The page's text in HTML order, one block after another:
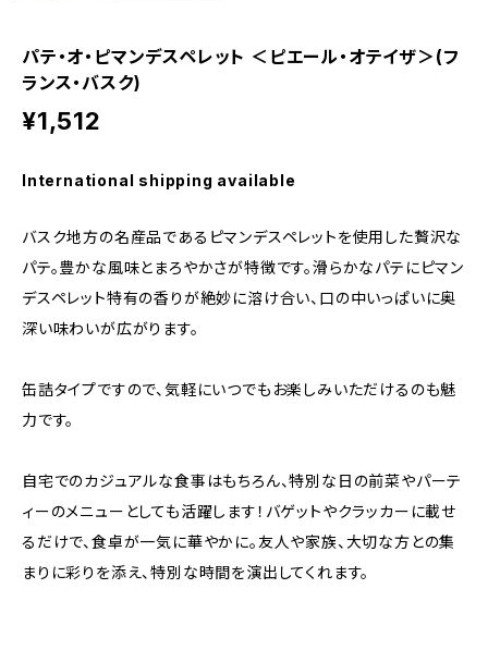
パテ・オ・ピマンデスペレット ＜ピエール・オテイザ＞(フ
ランス・バスク)
¥1,512
International shipping available
バスク地方の名産品であるピマンデスペレットを使用した贅沢な
パテ。豊かな風味とまろやかさが特徴です。滑らかなパテにピマン
デスペレット特有の香りが絶妙に溶け合い、口の中いっぱいに奥
深い味わいが広がります。
缶詰タイプですので、気軽にいつでもお楽しみいただけるのも魅
力です。
自宅でのカジュアルな食事はもちろん、特別な日の前菜やパーテ
ィーのメニューとしても活躍します！バゲットやクラッカーに載せ
るだけで、食卓が一気に華やかに。友人や家族、大切な方との集
まりに彩りを添え、特別な時間を演出してくれます。